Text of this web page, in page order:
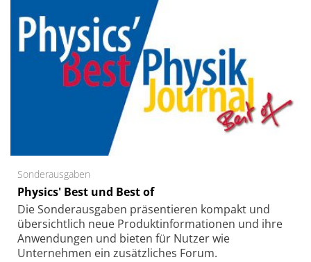
Sonderausgaben
Physics' Best und Best of
Die Sonder­ausgaben präsentieren kompakt und
übersichtlich neue Produkt­informationen und ihre
Anwendungen und bieten für Nutzer wie
Unternehmen ein zusätzliches Forum.